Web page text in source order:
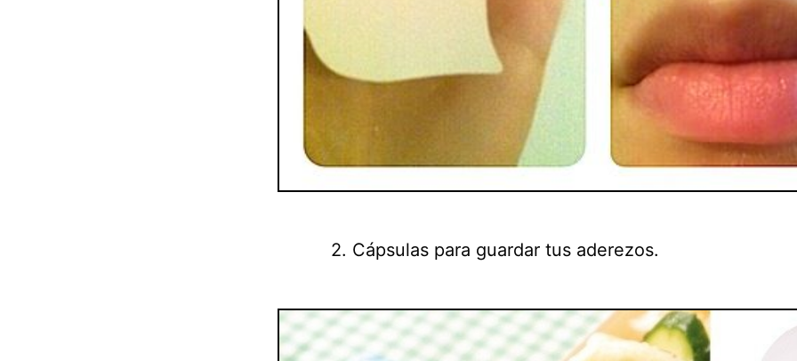
2. Cápsulas para guardar tus aderezos.